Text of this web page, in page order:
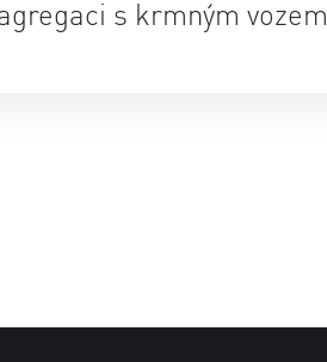
s krmným vozem